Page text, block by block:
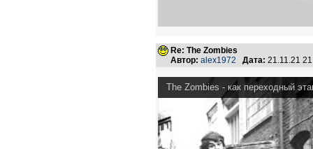
Re: The Zombies
Автор: alex1972 Дата: 21.11.21
The Zombies - как переходный